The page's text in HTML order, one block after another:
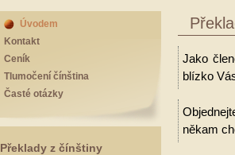
Jako
blízko
někam
Úvodem
Kontakt
Ceník
Tlumočení čínština
Časté otázky
Překlady z čínštiny